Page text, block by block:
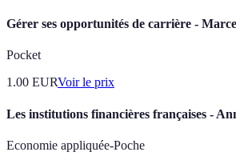
Gérer ses opportunités de carrière -
Pocket
1.00 EURVoir le prix
Les institutions financières françaises -
Economie appliquée-Poche